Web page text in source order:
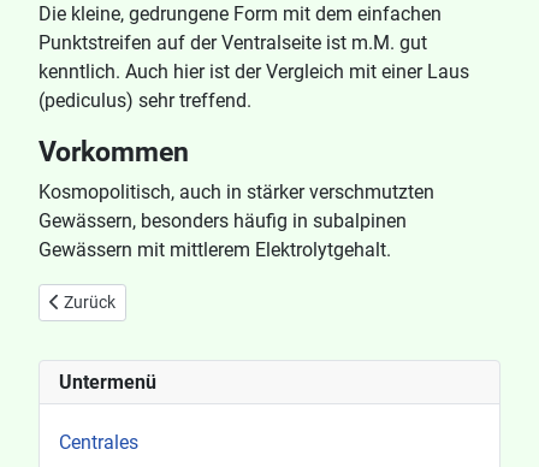
Untermenü
Centrales
Die kleine, gedrungene Form mit dem einfachen
Punktstreifen auf der Ventralseite ist m.M. gut
kenntlich. Auch hier ist der Vergleich mit einer Laus
(pediculus) sehr treffend.
Vorkommen
Kosmopolitisch, auch in stärker verschmutzten
Gewässern, besonders häufig in subalpinen
Gewässern mit mittlerem Elektrolytgehalt.
Vorheriger Beitrag: Amphora ovalis
Zurück